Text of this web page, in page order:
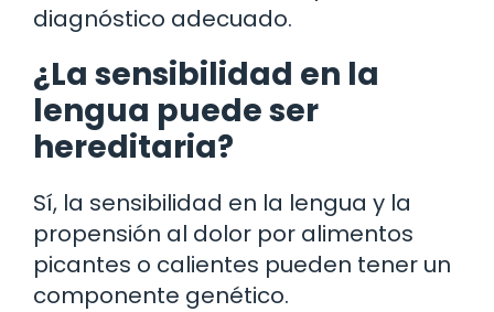
diagnóstico adecuado.
¿La sensibilidad en la
lengua puede ser
hereditaria?
Sí, la sensibilidad en la lengua y la
propensión al dolor por alimentos
picantes o calientes pueden tener un
componente genético.